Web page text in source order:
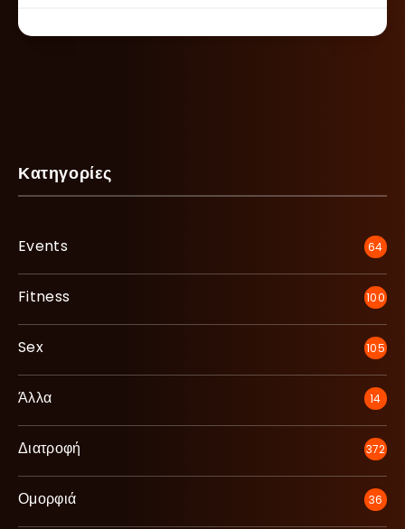
Κατηγορίες
Events 64
Fitness 100
Sex 105
Άλλα 14
Διατροφή 372
Ομορφιά 36